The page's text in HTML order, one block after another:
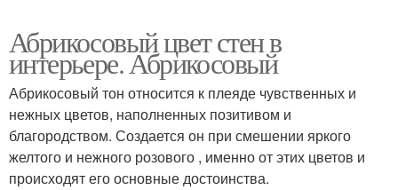
Абрикосовый цвет стен в
интерьере. Абрикосовый
Абрикосовый тон относится к плеяде чувственных и
нежных цветов, наполненных позитивом и
благородством. Создается он при смешении яркого
желтого и нежного розового , именно от этих цветов и
происходят его основные достоинства.